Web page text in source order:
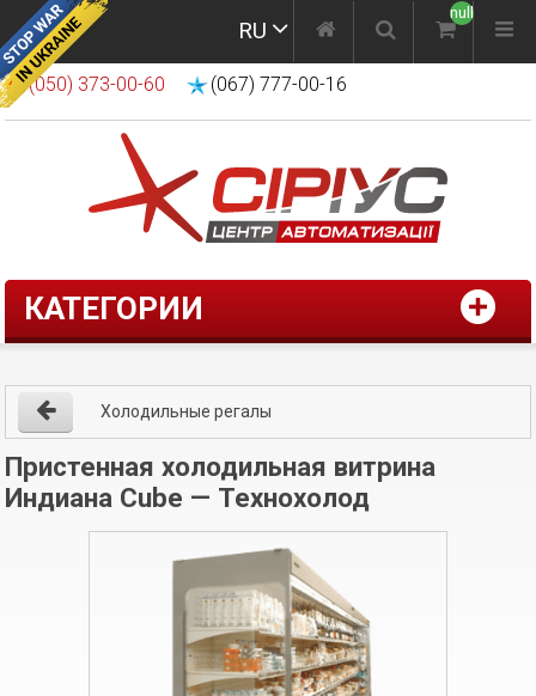
RU
null
(050) 373-00-60 (067) 777-00-16
КАТЕГОРИИ
Холодильные регалы
Пристенная холодильная витрина
Индиана Cube — Технохолод